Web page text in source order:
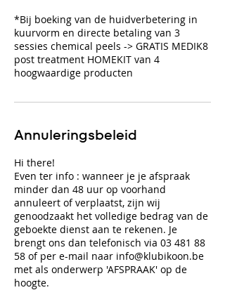
*Bij boeking van de huidverbetering in
kuurvorm en directe betaling van 3
sessies chemical peels -> GRATIS MEDIK8
post treatment HOMEKIT van 4
hoogwaardige producten
Annuleringsbeleid
Hi there!
Even ter info : wanneer je je afspraak
minder dan 48 uur op voorhand
annuleert of verplaatst, zijn wij
genoodzaakt het volledige bedrag van de
geboekte dienst aan te rekenen. Je
brengt ons dan telefonisch via 03 481 88
58 of per e-mail naar info@klubikoon.be
met als onderwerp 'AFSPRAAK' op de
hoogte.